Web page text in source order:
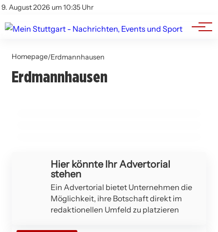
9. August 2026 um 10:35 Uhr
Impressum
Branchenbuch
Werbung
Homepage/Erdmannhausen
Erdmannhausen
10. März 2026
Herren III des TTV Erdmannhausen feiern
10. März 2026
2-Plus-2 Wettkampf des GSV
Erdmannhausen 2026: Ein erfolgreicher
07. März 2026
Hier könnte Ihr Advertorial
stehen
Ein Advertorial bietet Unternehmen die
Möglichkeit, ihre Botschaft direkt im
redaktionellen Umfeld zu platzieren